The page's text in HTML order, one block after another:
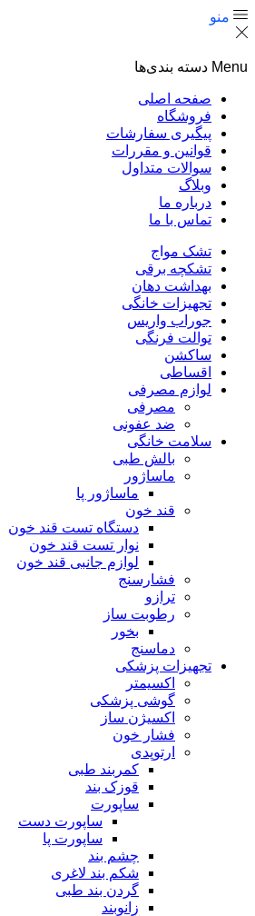
منو
Menu دسته بندی‌ها
صفحه اصلی
فروشگاه
پیگیری سفارشات
قوانین و مقررات
سوالات متداول
وبلاگ
درباره ما
تماس با ما
تشک مواج
تشکچه برقی
بهداشت دهان
تجهیزات خانگی
جوراب واریس
توالت فرنگی
ساکشن
اقساطی
لوازم مصرفی
مصرفی
ضد عفونی
سلامت خانگی
بالش طبی
ماساژور
ماساژور پا
قند خون
دستگاه تست قند خون
نوار تست قند خون
لوازم جانبی قند خون
فشارسنج
ترازو
رطوبت ساز
بخور
دماسنج
تجهیزات پزشکی
اکسیمتر
گوشی پزشکی
اکسیژن ساز
فشار خون
ارتوپدی
کمربند طبی
قوزک بند
ساپورت
ساپورت دست
ساپورت پا
چشم بند
شکم بند لاغری
گردن بند طبی
زانوبند